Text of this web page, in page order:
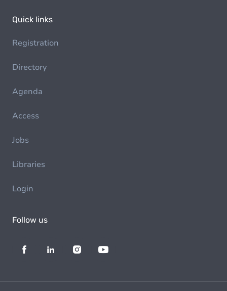
Quick links
Registration
Directory
Agenda
Access
Jobs
Libraries
Login
Follow us